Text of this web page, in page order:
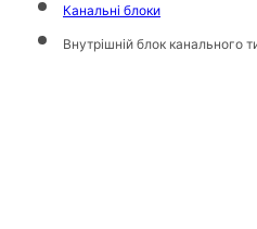
Канальні блоки
Внутрішній блок канального